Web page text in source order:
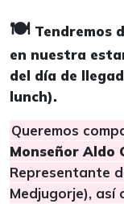
🍽️ Tendremos
en nuestra
del día de
lunch).
Queremos
Monseñor Aldo
Representante
Medjugorje), así